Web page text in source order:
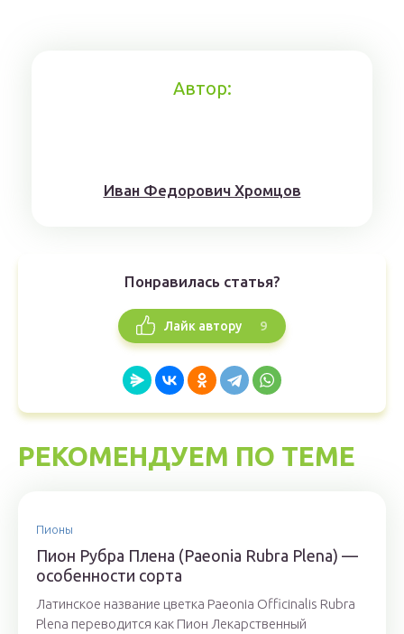
Автор:
Иван Федорович Хромцов
Понравилась статья?
Лайк автору 9
РЕКОМЕНДУЕМ ПО ТЕМЕ
Пионы
Пион Рубра Плена (Paeonia Rubra Plena) —
особенности сорта
Латинское название цветка Paeonia Officinalis Rubra
Plena переводится как Пион Лекарственный